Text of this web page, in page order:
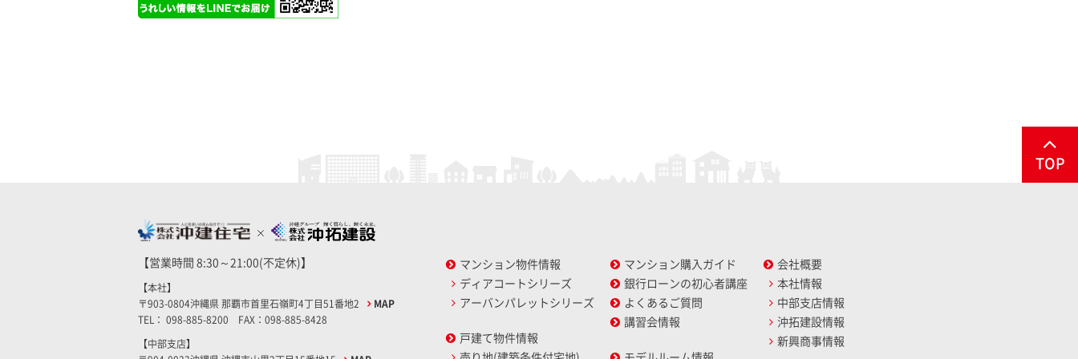
TOP
マンション物件情報
ディアコートシリーズ
アーバンパレットシリーズ
戸建て物件情報
マンション購入ガイド
銀行ローンの初心者講座
よくあるご質問
講習会情報
会社概要
本社情報
中部支店情報
沖拓建設情報
新興商事情報
【営業時間 8:30～21:00(不定休)】
【本社】
〒903-0804沖縄県 那覇市首里石嶺町4丁目51番地2
MAP
TEL： 098-885-8200 FAX：098-885-8428
【中部支店】